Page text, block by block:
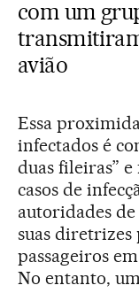
com um
avião
Essa
infectados é
duas fileiras”
casos de
autoridades
suas
passageiros
No entanto,